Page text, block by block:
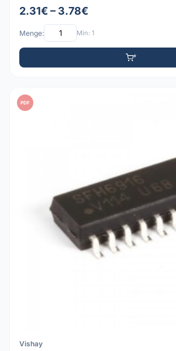
2.31€ – 3.78€
Menge: Min: 1
PDF
Vishay